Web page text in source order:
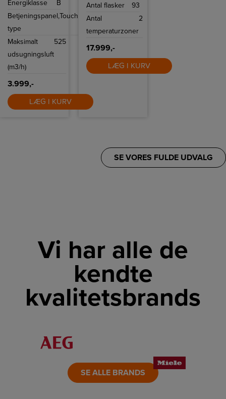
belysning, nem
mulighed for Top
Energiklasse
B
Betjeningspanel,
type
Touch
Maksimalt
udsugningsluft
(m3/h)
525
3.999,-
LÆG I KURV
Antal flasker
93
Antal
temperaturzoner
2
17.999,-
LÆG I KURV
SE VORES FULDE UDVALG
Vi har alle de
kendte
kvalitetsbrands
LINK
SE ALLE BRANDS